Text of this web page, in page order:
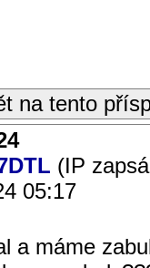
na tento
(IP
05:17
a máme